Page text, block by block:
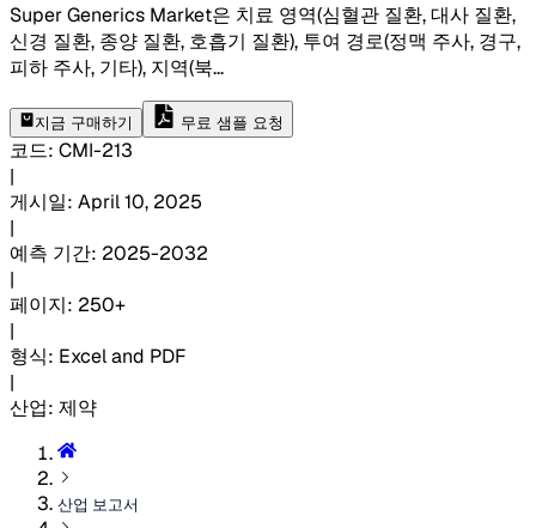
Super Generics Market은 치료 영역(심혈관 질환, 대사 질환,
신경 질환, 종양 질환, 호흡기 질환), 투여 경로(정맥 주사, 경구,
피하 주사, 기타), 지역(북...
지금 구매하기 무료 샘플 요청
코드: CMI-213
|
게시일: April 10, 2025
|
예측 기간: 2025-2032
|
페이지: 250+
|
형식: Excel and PDF
|
산업: 제약
산업 보고서